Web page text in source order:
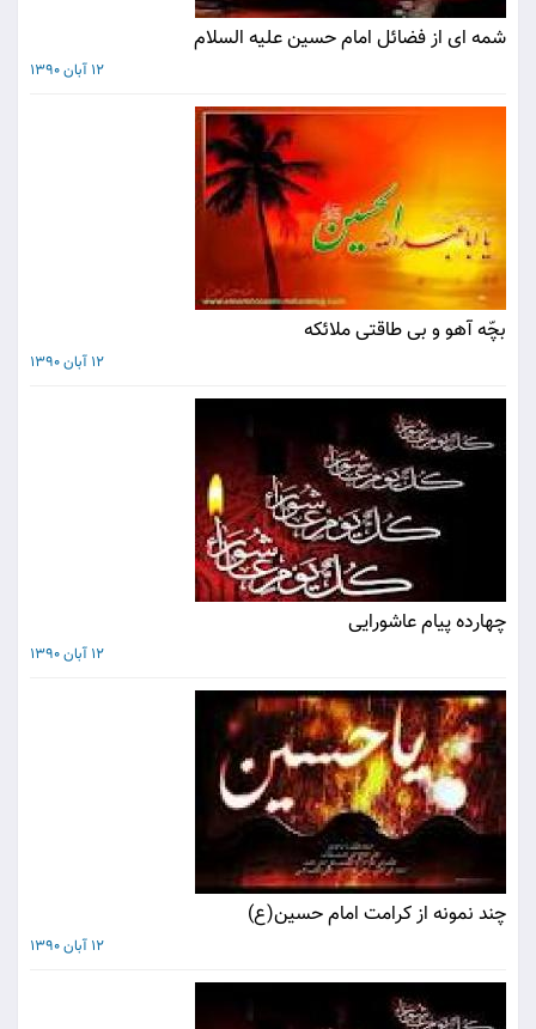
شمه ای از فضائل امام حسین علیه السلام
12 آبان 1390
بچّه آهو و بى طاقتى ملائكه
12 آبان 1390
چهارده پيام عاشورايى
12 آبان 1390
چند نمونه از کرامت امام حسین(ع)
12 آبان 1390